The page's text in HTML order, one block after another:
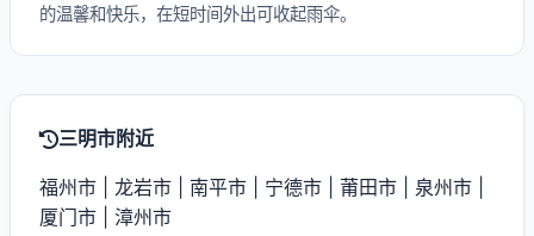
的温馨和快乐，在短时间外出可收起雨伞。
三明市附近
福州市 龙岩市 南平市 宁德市 莆田市 泉州市
厦门市
漳州市